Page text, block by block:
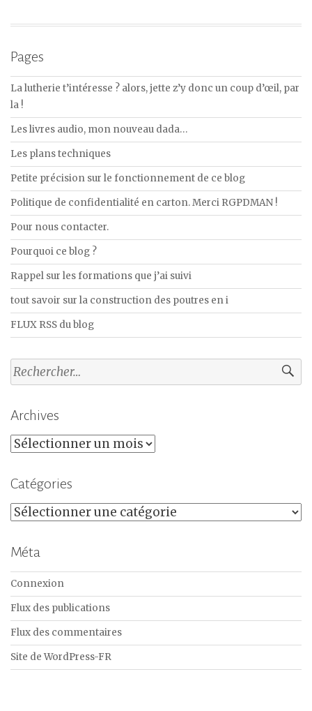
Pages
La lutherie t’intéresse ? alors, jette z’y donc un coup d’œil, par
la !
Les livres audio, mon nouveau dada…
Les plans techniques
Petite précision sur le fonctionnement de ce blog
Politique de confidentialité en carton. Merci RGPDMAN !
Pour nous contacter.
Pourquoi ce blog ?
Rappel sur les formations que j’ai suivi
tout savoir sur la construction des poutres en i
FLUX RSS du blog
Rechercher :
Archives
Archives
Catégories
Catégories
Méta
Connexion
Flux des publications
Flux des commentaires
Site de WordPress-FR